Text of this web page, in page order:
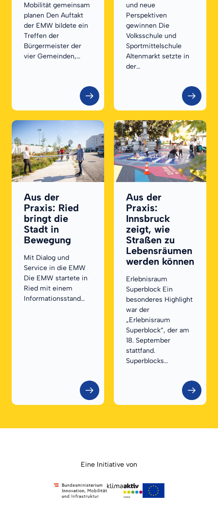
Mobilität gemeinsam
planen Den Auftakt
der EMW bildete ein
Treffen der
Bürgermeister der
vier Gemeinden,…
und neue
Perspektiven
gewinnen Die
Volksschule und
Sportmittelschule
Altenmarkt setzte in
der…
Aus der
Praxis: Ried
bringt die
Stadt in
Bewegung
Mit Dialog und
Service in die EMW
Die EMW startete in
Ried mit einem
Informationsstand…
Aus der
Praxis:
Innsbruck
zeigt, wie
Straßen zu
Lebensräumen
werden können
Erlebnisraum
Superblock Ein
besonderes Highlight
war der
„Erlebnisraum
Superblock“, der am
18. September
stattfand.
Superblocks…
Eine Initiative von